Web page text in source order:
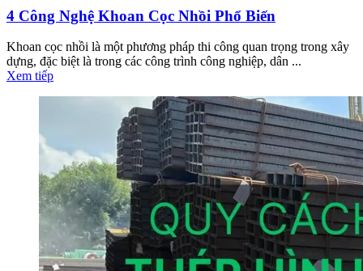
4 Công Nghệ Khoan Cọc Nhồi Phổ Biến
Khoan cọc nhồi là một phương pháp thi công quan trọng trong xây
dựng, đặc biệt là trong các công trình công nghiệp, dân ...
Xem tiếp